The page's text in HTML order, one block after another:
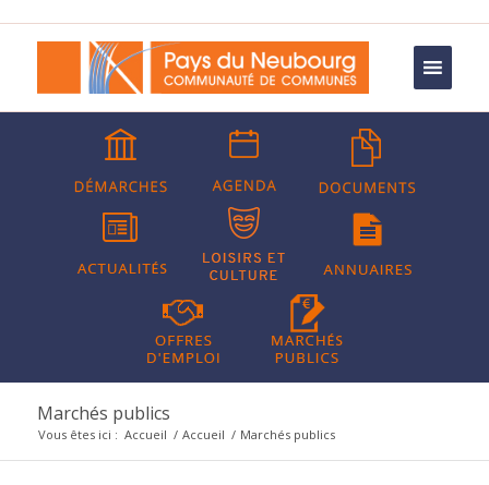
Marchés publics
Vous êtes ici : Accueil / Accueil / Marchés publics